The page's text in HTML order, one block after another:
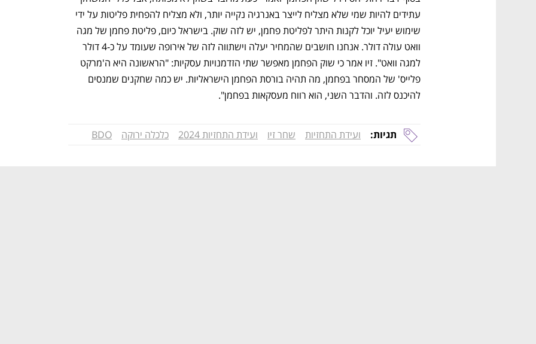
להיכנס לזה. והדבר השני, הוא רווח מעסקאות בפחמן".
תגיות: ועידת התחזיות שחר זיו ועידת התחזיות 2024 כלכלה ירוקה BDO